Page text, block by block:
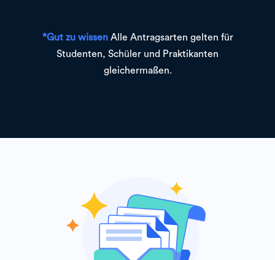
*Gut zu wissenAlle Antragsarten gelten für
Studenten, Schüler und Praktikanten
gleichermaßen.